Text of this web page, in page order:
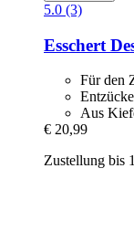
5.0 (3)
Esschert
Für den
Aus
€ 20,99
Zustellung bis